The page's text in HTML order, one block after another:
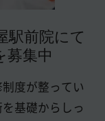
駅前院にて
募集中
度が整ってい
基礎からしっ